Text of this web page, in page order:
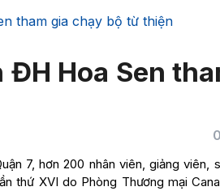
tham gia chạy bộ từ thiện
Hoa Sen
7, hơn 200 nhân viên, giảng viên,
thứ XVI do Phòng Thương mại